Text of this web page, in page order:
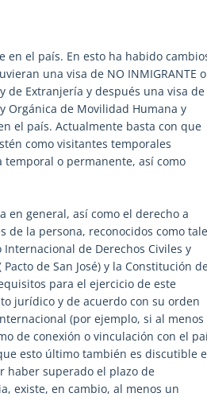
en el país. En esto ha habido
una visa de NO INMIGRANTE o
de Extranjería y después una visa de
Orgánica de Movilidad Humana y
el país. Actualmente basta con que
como visitantes temporales
o permanente, así como
en general, así como el derecho a
la persona, reconocidos como
de Derechos Civiles y
de San José) y la Constitución
para el ejercicio de este
jurídico y de acuerdo con su orden
(por ejemplo, si al menos
de conexión o vinculación con el
esto último también es discutible
haber superado el plazo de
existe, en cambio, al menos un